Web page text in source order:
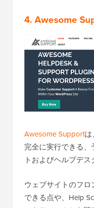
4. Awesome
Awesome Supportは
完全に実行できる
トおよびヘルプデス
ウェブサイトのフ
できる点や、Help